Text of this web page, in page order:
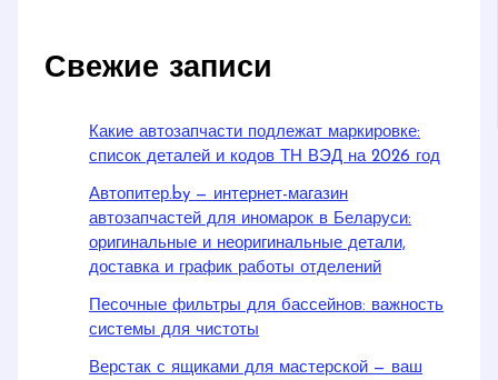
Свежие записи
Какие автозапчасти подлежат маркировке:
список деталей и кодов ТН ВЭД на 2026 год
Автопитер.by — интернет-магазин
автозапчастей для иномарок в Беларуси:
оригинальные и неоригинальные детали,
доставка и график работы отделений
Песочные фильтры для бассейнов: важность
системы для чистоты
Верстак с ящиками для мастерской — ваш